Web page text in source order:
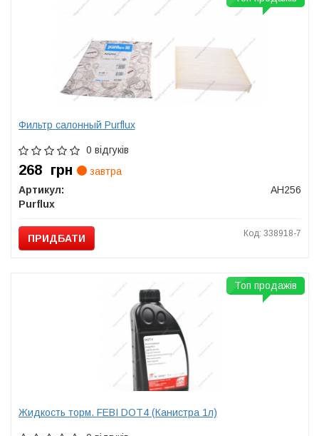
Фильтр салонный Purflux
0 відгуків
268 грн
завтра
Артикул:
AH256
Purflux
ПРИДБАТИ Код: 338918-7
Жидкость торм. FEBI DOT4 (Канистра 1л)
Топ продажів